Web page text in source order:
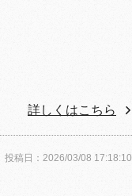
詳しくはこちら
投稿日：2026/03/08 17:18:10